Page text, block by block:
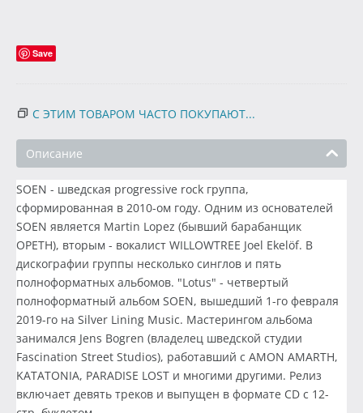
Save
С ЭТИМ ТОВАРОМ ЧАСТО ПОКУПАЮТ...
Описание
SOEN - шведская progressive rock группа,
сформированная в 2010-ом году. Одним из основателей
SOEN является Martin Lopez (бывший барабанщик
OPETH), вторым - вокалист WILLOWTREE Joel Ekelöf. В
дискографии группы несколько синглов и пять
полноформатных альбомов. "Lotus" - четвертый
полноформатный альбом SOEN, вышедший 1-го февраля
2019-го на Silver Lining Music. Мастерингом альбома
занимался Jens Bogren (владелец шведской студии
Fascination Street Studios), работавший с AMON AMARTH,
KATATONIA, PARADISE LOST и многими другими. Релиз
включает девять треков и выпущен в формате CD с 12-